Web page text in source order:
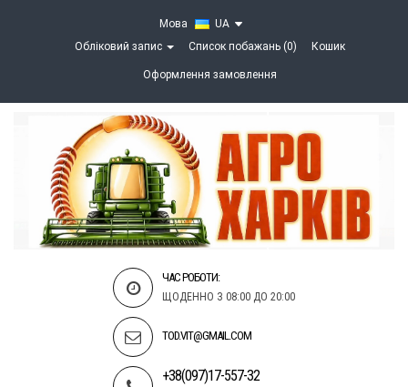
Мова
UA
Обліковий запис
Список побажань (0) Кошик
Оформлення замовлення
ЧАС РОБОТИ:
ЩОДЕННО З 08:00 ДО 20:00
TOD.VIT@GMAIL.COM
+38(097)17-557-32